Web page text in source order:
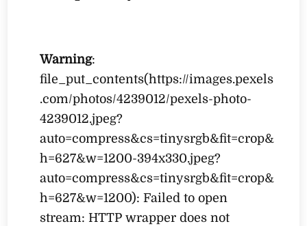
Warning:
file_put_contents(https://images.pexels
.com/photos/4239012/pexels-photo-
4239012.jpeg?
auto=compress&cs=tinysrgb&fit=crop&
h=627&w=1200-394x330.jpeg?
auto=compress&cs=tinysrgb&fit=crop&
h=627&w=1200): Failed to open
stream: HTTP wrapper does not